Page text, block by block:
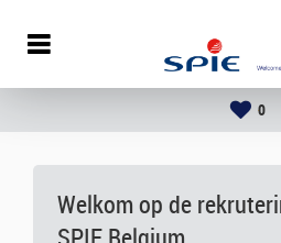
0
Welkom op de